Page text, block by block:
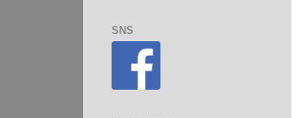
SNS